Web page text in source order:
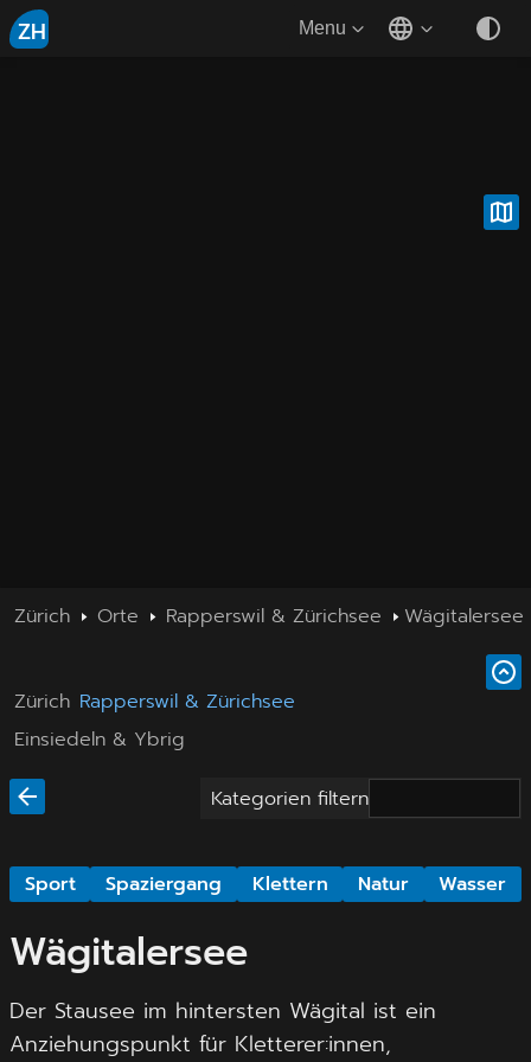
ZH Menu
Zürich Orte Rapperswil & Zürichsee Wägitalersee
Zürich Rapperswil & Zürichsee
Einsiedeln & Ybrig
Kategorien filtern
Sport Spaziergang Klettern Natur Wasser
Wägitalersee
Der Stausee im hintersten Wägital ist ein
Anziehungspunkt für Kletterer:innen,